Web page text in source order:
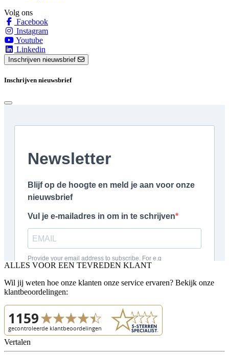
Volg ons
Facebook
Instagram
Youtube
Linkedin
Inschrijven nieuwsbrief
Inschrijven nieuwsbrief
ALLES VOOR EEN TEVREDEN KLANT
Wil jij weten hoe onze klanten onze service ervaren? Bekijk onze
klantbeoordelingen:
Vertalen